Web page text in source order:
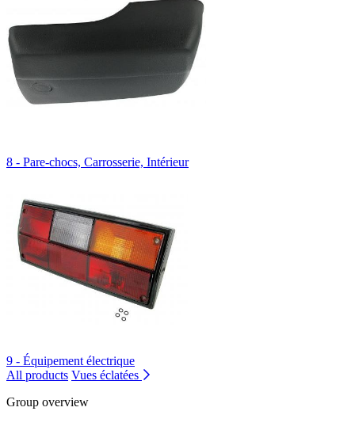
8 - Pare-chocs, Carrosserie, Intérieur
9 - Équipement électrique
All products Vues éclatées
Group overview